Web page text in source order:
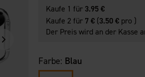
Kaufe 1 für 3.95 €
Kaufe 2 für 7 € (3.50 € pro )
Der Preis wird an der Kasse
Farbe: Blau